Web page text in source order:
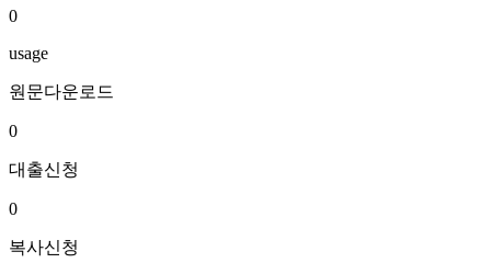
0
usage
원문다운로드
0
대출신청
0
복사신청